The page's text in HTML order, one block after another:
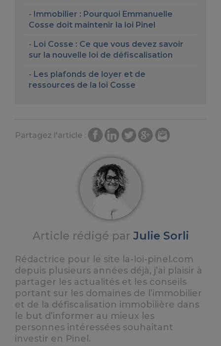
Immobilier : Pourquoi Emmanuelle
Cosse doit maintenir la loi Pinel
Loi Cosse : Ce que vous devez savoir
sur la nouvelle loi de défiscalisation
Les plafonds de loyer et de
ressources de la loi Cosse
Partagez l'article :
Article rédigé par Julie Sorli
Rédactrice pour le site la-loi-pinel.com
depuis plusieurs années déjà, j’ai plaisir à
partager les actualités et les conseils
portant sur les domaines de l’immobilier
et de la défiscalisation immobilière dans
le but d’informer au mieux les
personnes intéressées souhaitant
investir en Pinel.